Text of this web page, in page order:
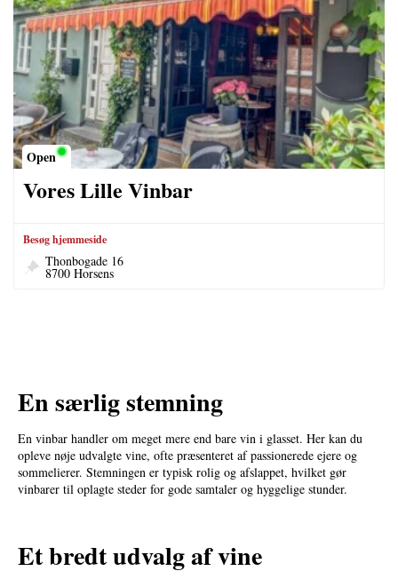
Open
Vores Lille Vinbar
Besøg hjemmeside
Thonbogade 16
8700 Horsens
En særlig stemning
En vinbar handler om meget mere end bare vin i glasset. Her kan du
opleve nøje udvalgte vine, ofte præsenteret af passionerede ejere og
sommelierer. Stemningen er typisk rolig og afslappet, hvilket gør
vinbarer til oplagte steder for gode samtaler og hyggelige stunder.
Et bredt udvalg af vine